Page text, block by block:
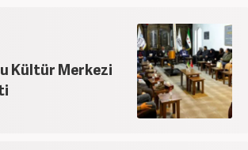
Editörü kariyerine devam etmektedir.
Kültür Merkezi